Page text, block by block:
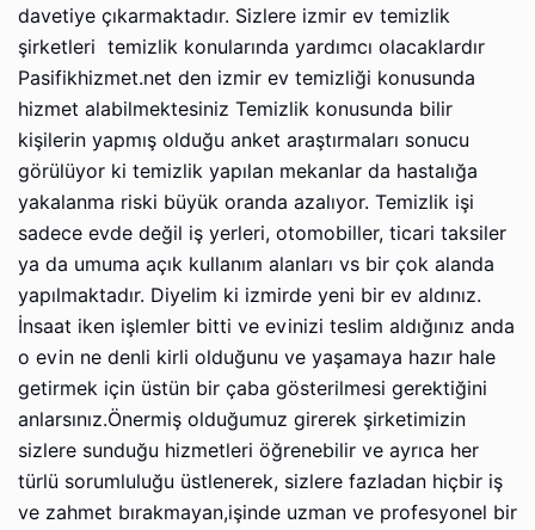
davetiye çıkarmaktadır. Sizlere izmir ev temizlik
şirketleri temizlik konularında yardımcı olacaklardır
Pasifikhizmet.net den izmir ev temizliği konusunda
hizmet alabilmektesiniz Temizlik konusunda bilir
kişilerin yapmış olduğu anket araştırmaları sonucu
görülüyor ki temizlik yapılan mekanlar da hastalığa
yakalanma riski büyük oranda azalıyor. Temizlik işi
sadece evde değil iş yerleri, otomobiller, ticari taksiler
ya da umuma açık kullanım alanları vs bir çok alanda
yapılmaktadır. Diyelim ki izmirde yeni bir ev aldınız.
İnsaat iken işlemler bitti ve evinizi teslim aldığınız anda
o evin ne denli kirli olduğunu ve yaşamaya hazır hale
getirmek için üstün bir çaba gösterilmesi gerektiğini
anlarsınız.Önermiş olduğumuz girerek şirketimizin
sizlere sunduğu hizmetleri öğrenebilir ve ayrıca her
türlü sorumluluğu üstlenerek, sizlere fazladan hiçbir iş
ve zahmet bırakmayan,işinde uzman ve profesyonel bir